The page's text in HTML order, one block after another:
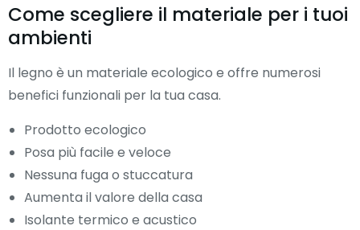
Come scegliere il materiale per i tuoi
ambienti
Il legno è un materiale ecologico e offre numerosi
benefici funzionali per la tua casa.
Prodotto ecologico
Posa più facile e veloce
Nessuna fuga o stuccatura
Aumenta il valore della casa
Isolante termico e acustico